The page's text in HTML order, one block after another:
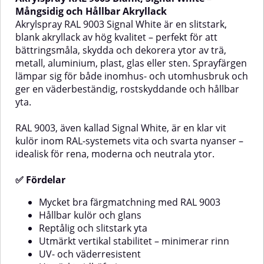
en djupt svart kulör inom RAL-
systemets vita och svarta
nyanser – ett elegant val för
tekniska detaljer, fordon,
industriella ytor och mycket
mer.✅ FördelarMycket bra
färgmatchning med RAL
9004Hållbar kulör och
glansReptålig och slitstark
ytaUtmärkt vertikal stabilitet –
väderresistentUtmärkt
vidhäftningLämpliga
ytorTräMetallAluminiumGlasStenOlika
typer av
fungerar utmärkt
och plastdetaljerFärgkodning och
märkningDekorationsmålning av
föremål i hem, garage eller
verkstadMaskindelar, verktyg,
apparater och stålmöbler💡
Tips!För bästa resultat
mycket mörk, neutralbrun kulör
inom RAL-systemets bruna
nyanser – särskilt lämplig där en
diskret men kraftfull färgton
eftersträvas.✅ FördelarMycket
bra färgmatchning med RAL
8019Hållbar kulör och
glansReptålig och slitstark
ytaUtmärkt vertikal stabilitet –
vidhäftningLämpliga
typer av
märkningDekorationsmålning av
föremål i hem, garage eller
verkstadMaskindelar, verktyg,
apparater och stålmöblerSå
använder du RAL AkrylsprayYtan
ska vara ren, torr och fri från
Mångsidig och Hållbar Akryllack
Akrylspray RAL 9003 Signal White är en slitstark,
blank akryllack av hög kvalitet – perfekt för att
bättringsmåla, skydda och dekorera ytor av trä,
metall, aluminium, plast, glas eller sten. Sprayfärgen
lämpar sig för både inomhus- och utomhusbruk och
ger en väderbeständig, rostskyddande och hållbar
yta.
RAL 9003, även kallad Signal White, är en klar vit
kulör inom RAL-systemets vita och svarta nyanser –
idealisk för rena, moderna och neutrala ytor.
✅ Fördelar
Mycket bra färgmatchning med RAL 9003
Hållbar kulör och glans
Reptålig och slitstark yta
Utmärkt vertikal stabilitet – minimerar rinn
UV- och väderresistent